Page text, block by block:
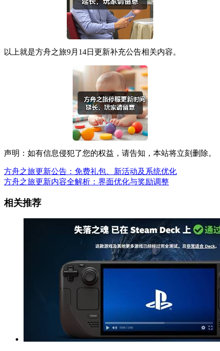
以上就是方舟之旅9月14日更新补充公告相关内容。
声明：如有信息侵犯了您的权益，请告知，本站将立刻删除。
方舟之旅更新公告：免费礼包、新活动及系统优化
方舟之旅更新内容全解析：界面优化与奖励调整
相关推荐